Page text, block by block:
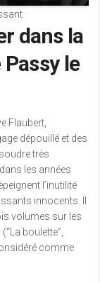
dans la
le
Flaubert,
dépouillé et des
très
les années
l’inutilité
innocents. Il
volumes sur les
boulette”,
comme